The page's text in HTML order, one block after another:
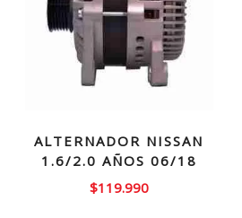
ALTERNADOR NISSAN
1.6/2.0 AÑOS 06/18
$119.990